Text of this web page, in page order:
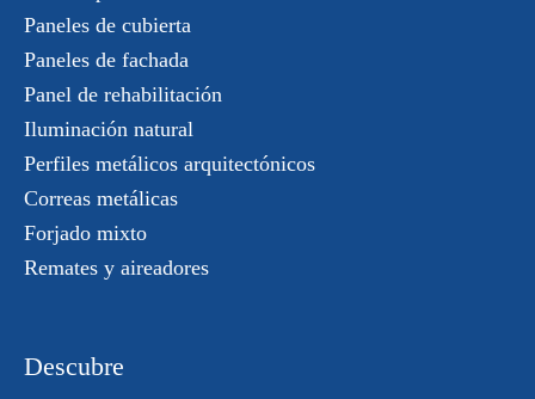
Paneles de cubierta
Paneles de fachada
Panel de rehabilitación
Iluminación natural
Perfiles metálicos arquitectónicos
Correas metálicas
Forjado mixto
Remates y aireadores
Descubre